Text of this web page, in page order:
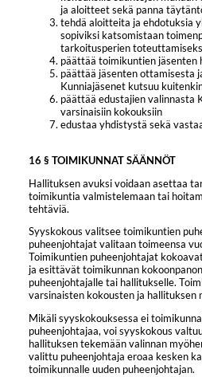
ja aloitteet sekä panna
tehdä aloitteita ja ehdotuksia
sopiviksi katsomistaan
tarkoitusperien
päättää toimikuntien jäsenten
päättää jäsenten ottamisesta
Kunniajäsenet kutsuu
päättää edustajien valinnasta
varsinaisiin kokouksiin
edustaa yhdistystä sekä
16 § TOIMIKUNNAT SÄÄNNÖT
Hallituksen avuksi voidaan asettaa
toimikuntia valmistelemaan tai
tehtäviä.
Syyskokous valitsee toimikuntien
puheenjohtajat valitaan toimeensa
Toimikuntien puheenjohtajat
ja esittävät toimikunnan
puheenjohtajalle tai hallitukselle.
varsinaisten kokousten ja hallituksen
Mikäli syyskokouksessa ei
puheenjohtajaa, voi syyskokous
hallituksen tekemään valinnan
valittu puheenjohtaja eroaa kesken
toimikunnalle uuden puheenjohtajan.